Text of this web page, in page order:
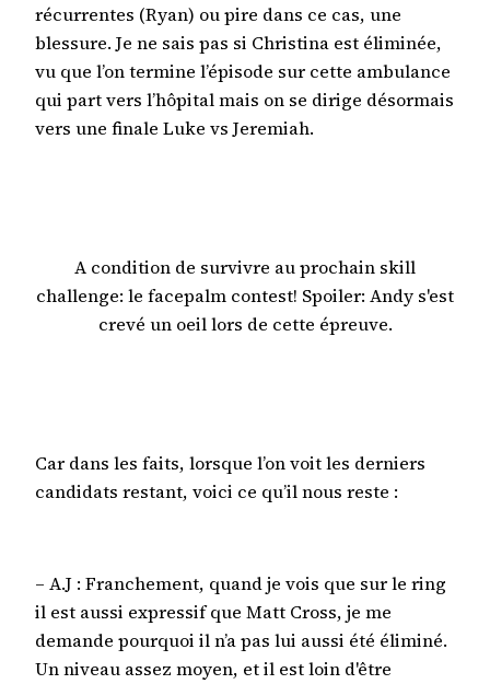
récurrentes (Ryan) ou pire dans ce cas, une
blessure. Je ne sais pas si Christina est éliminée,
vu que l’on termine l’épisode sur cette ambulance
qui part vers l’hôpital mais on se dirige désormais
vers une finale Luke vs Jeremiah.
A condition de survivre au prochain skill
challenge: le facepalm contest! Spoiler: Andy s'est
crevé un oeil lors de cette épreuve.
Car dans les faits, lorsque l’on voit les derniers
candidats restant, voici ce qu’il nous reste :
– A.J : Franchement, quand je vois que sur le ring
il est aussi expressif que Matt Cross, je me
demande pourquoi il n’a pas lui aussi été éliminé.
Un niveau assez moyen, et il est loin d'être